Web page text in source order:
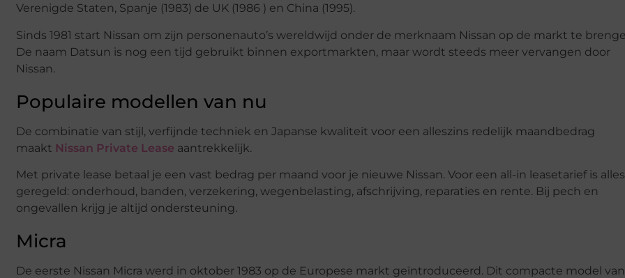
Verenigde Staten, Spanje (1983) de UK (1986 ) en China (1995).
Sinds 1981 start Nissan om zijn personenauto’s wereldwijd onder de merknaam Nissan op de markt te
De naam Datsun is nog een tijd gebruikt binnen exportmarkten, maar wordt steeds meer vervangen door
Nissan.
Populaire modellen van nu
De combinatie van stijl, verfijnde techniek en Japanse kwaliteit voor een alleszins redelijk maandbedrag
maakt Nissan Private Lease aantrekkelijk.
Met private lease betaal je een vast bedrag per maand voor je nieuwe Nissan. Voor een all-in leasetarief is alles
geregeld: onderhoud, banden, verzekering, wegenbelasting, afschrijving, reparaties en rente. Bij pech en
ongevallen krijg je altijd ondersteuning.
Micra
De eerste Nissan Micra werd in oktober 1983 op de Europese markt geïntroduceerd. Dit compacte model van